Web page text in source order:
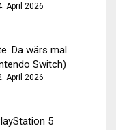
April 2026
Da wärs mal
Switch)
April 2026
5